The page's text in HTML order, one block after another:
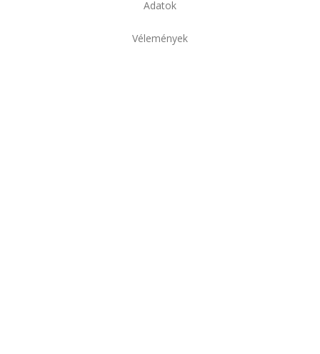
Adatok
Vélemények